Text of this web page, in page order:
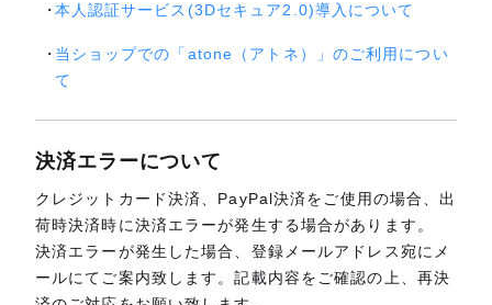
本人認証サービス(3Dセキュア2.0)導入について
当ショップでの「atone（アトネ）」のご利用につい
て
決済エラーについて
クレジットカード決済、PayPal決済をご使用の場合、出
荷時決済時に決済エラーが発生する場合があります。
決済エラーが発生した場合、登録メールアドレス宛にメ
ールにてご案内致します。記載内容をご確認の上、再決